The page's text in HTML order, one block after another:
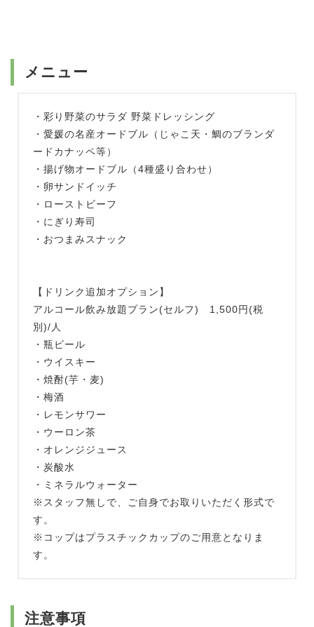
メニュー
・彩り野菜のサラダ 野菜ドレッシング
・愛媛の名産オードブル（じゃこ天・鯛のブランダ
ードカナッペ等）
・揚げ物オードブル（4種盛り合わせ）
・卵サンドイッチ
・ローストビーフ
・にぎり寿司
・おつまみスナック
【ドリンク追加オプション】
アルコール飲み放題プラン(セルフ) 1,500円(税
別)/人
・瓶ビール
・ウイスキー
・焼酎(芋・麦)
・梅酒
・レモンサワー
・ウーロン茶
・オレンジジュース
・炭酸水
・ミネラルウォーター
※スタッフ無しで、ご自身でお取りいただく形式で
す。
※コップはプラスチックカップのご用意となりま
す。
注意事項